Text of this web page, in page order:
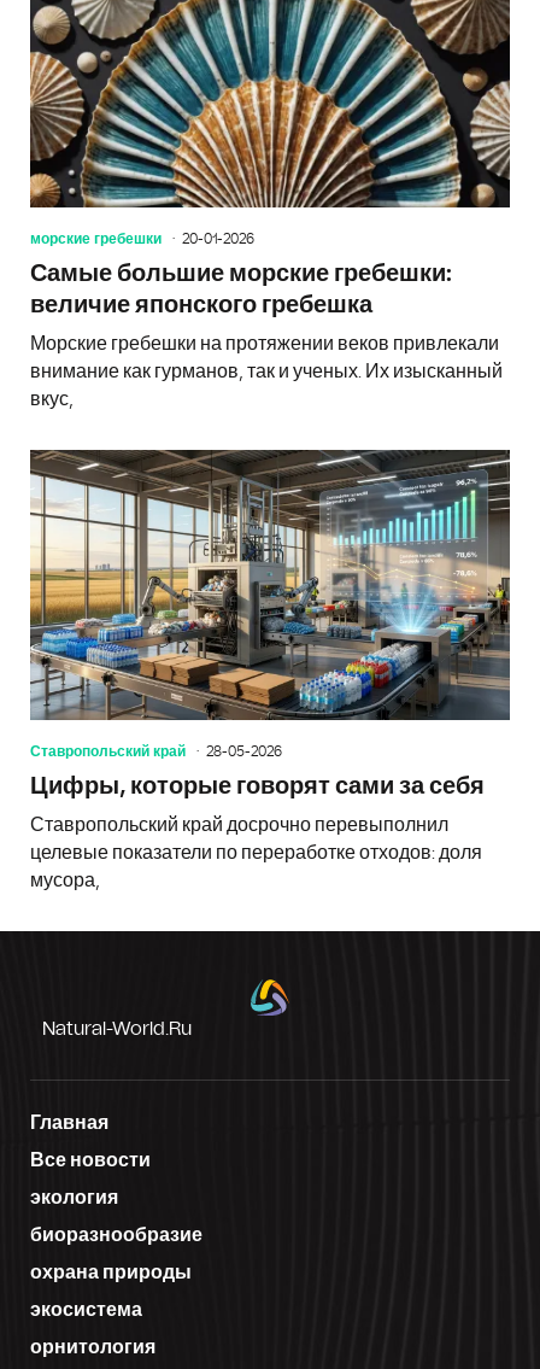
морские гребешки 20-01-2026
Самые большие морские гребешки:
величие японского гребешка
Морские гребешки на протяжении веков привлекали
внимание как гурманов, так и ученых. Их изысканный
вкус,
Ставропольский край 28-05-2026
Цифры, которые говорят сами за себя
Ставропольский край досрочно перевыполнил
целевые показатели по переработке отходов: доля
мусора,
Natural-World.ru
Главная
Все новости
экология
биоразнообразие
охрана природы
экосистема
орнитология